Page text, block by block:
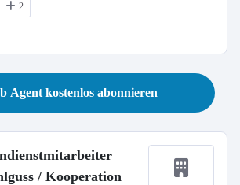
2
Agent kostenlos abonnieren
/ Kooperation